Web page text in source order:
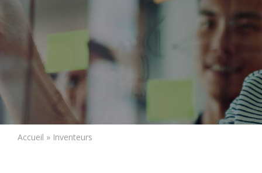
Accueil » Inventeurs